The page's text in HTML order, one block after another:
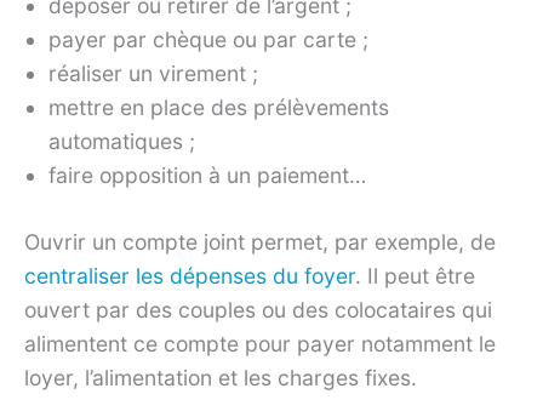
déposer ou retirer de l’argent ;
payer par chèque ou par carte ;
réaliser un virement ;
mettre en place des prélèvements
automatiques ;
faire opposition à un paiement…
Ouvrir un compte joint permet, par exemple, de
centraliser les dépenses du foyer. Il peut être
ouvert par des couples ou des colocataires qui
alimentent ce compte pour payer notamment le
loyer, l’alimentation et les charges fixes.